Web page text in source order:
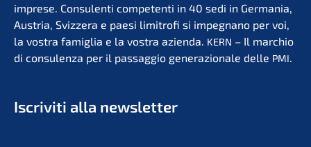
impre­se. Consu­len­ti compe­ten­ti in 40 sedi in Germa­nia,
Austria, Svizzera e paesi limit­ro­fi si impegna­no per voi,
la vostra famiglia e la vostra azien­da. KERN – Il marchio
di consu­len­za per il passag­gio genera­zio­na­le delle PMI
Iscri­vi­ti alla newsletter